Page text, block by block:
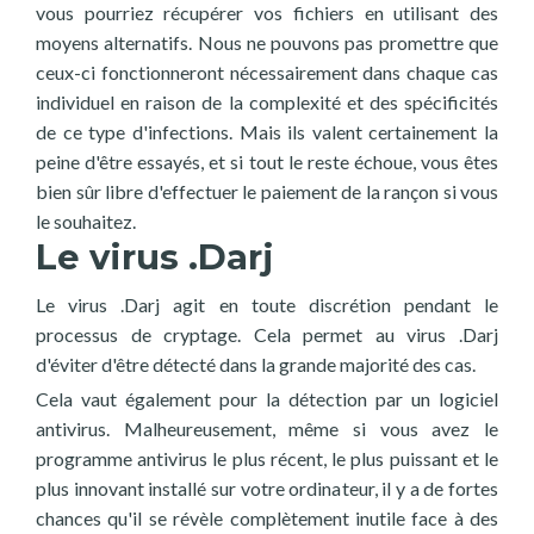
vous pourriez récupérer vos fichiers en utilisant des
moyens alternatifs. Nous ne pouvons pas promettre que
ceux-ci fonctionneront nécessairement dans chaque cas
individuel en raison de la complexité et des spécificités
de ce type d'infections. Mais ils valent certainement la
peine d'être essayés, et si tout le reste échoue, vous êtes
bien sûr libre d'effectuer le paiement de la rançon si vous
le souhaitez.
Le virus .Darj
Le virus .Darj agit en toute discrétion pendant le
processus de cryptage. Cela permet au virus .Darj
d'éviter d'être détecté dans la grande majorité des cas.
Cela vaut également pour la détection par un logiciel
antivirus. Malheureusement, même si vous avez le
programme antivirus le plus récent, le plus puissant et le
plus innovant installé sur votre ordinateur, il y a de fortes
chances qu'il se révèle complètement inutile face à des